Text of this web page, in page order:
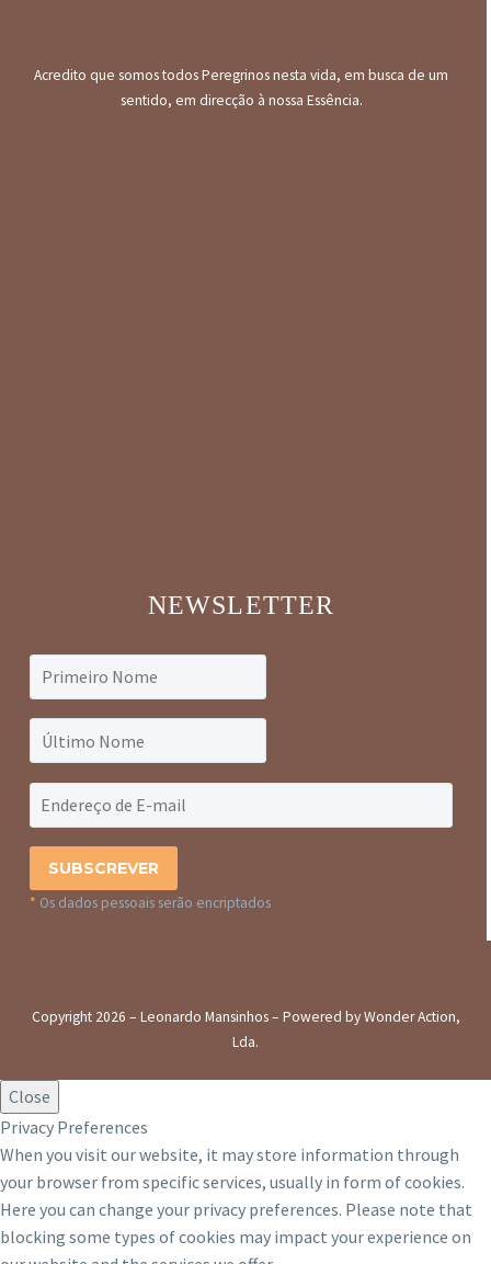
Acredito que somos todos Peregrinos nesta vida, em busca de um
sentido, em direcção à nossa Essência.
NEWSLETTER
* Os dados pessoais serão encriptados
Copyright 2026 – Leonardo Mansinhos – Powered by Wonder Action,
Lda.
Close
Privacy Preferences
When you visit our website, it may store information through
your browser from specific services, usually in form of cookies.
Here you can change your privacy preferences. Please note that
blocking some types of cookies may impact your experience on